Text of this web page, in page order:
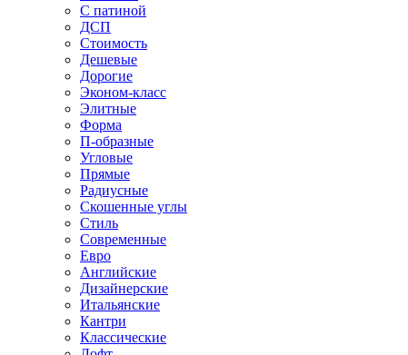
С патиной
ДСП
Стоимость
Дешевые
Дорогие
Эконом-класс
Элитные
Форма
П-образные
Угловые
Прямые
Радиусные
Скошенные углы
Стиль
Современные
Евро
Английские
Дизайнерские
Итальянские
Кантри
Классические